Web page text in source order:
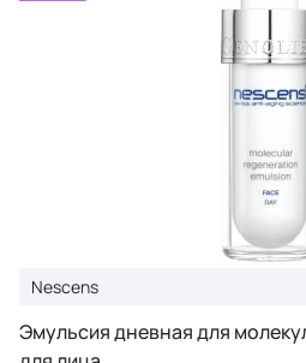
Nescens
Эмульсия дневная для